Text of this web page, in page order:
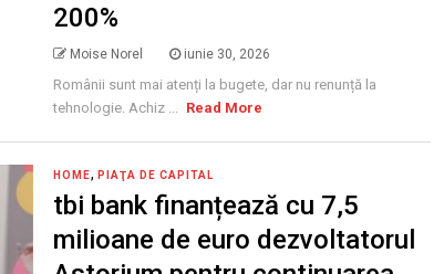
200%
Moise Norel iunie 30, 2026
Românii sunt mai atenți la bugete, dar nu renunță la
tehnologie. Achiz ... Read More
HOME, PIAŢA DE CAPITAL
tbi bank finanțează cu 7,5
milioane de euro dezvoltatorul